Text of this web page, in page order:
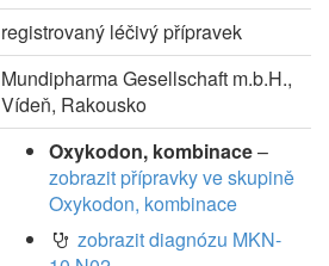
registrovaný léčivý přípravek
Mundipharma Gesellschaft m.b.H.,
Vídeň, Rakousko
Oxykodon, kombinace–
zobrazit přípravky ve skupině
Oxykodon, kombinace
zobrazit diagnózu MKN-